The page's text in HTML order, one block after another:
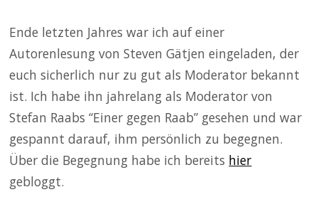
Ende letzten Jahres war ich auf einer
Autorenlesung von Steven Gätjen eingeladen, der
euch sicherlich nur zu gut als Moderator bekannt
ist. Ich habe ihn jahrelang als Moderator von
Stefan Raabs “Einer gegen Raab” gesehen und war
gespannt darauf, ihm persönlich zu begegnen.
Über die Begegnung habe ich bereits hier
gebloggt.